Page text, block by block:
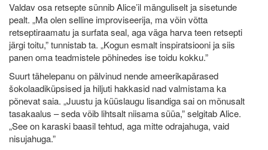
Valdav osa retsepte sünnib Alice’il mänguliselt ja sisetunde
pealt. „Ma olen selline improviseerija, ma võin võtta
retseptiraamatu ja surfata seal, aga väga harva teen retsepti
järgi toitu,” tunnistab ta. „Kogun esmalt inspiratsiooni ja siis
panen oma teadmistele põhinedes ise toidu kokku.”
Suurt tähelepanu on pälvinud nende ameerikapärased
šokolaadiküpsised ja hiljuti hakkasid nad valmistama ka
põnevat saia. „Juustu ja küüslaugu lisandiga sai on mõnusalt
tasakaalus – seda võib lihtsalt niisama süüa,” selgitab Alice.
„See on karaski baasil tehtud, aga mitte odrajahuga, vaid
nisujahuga.”